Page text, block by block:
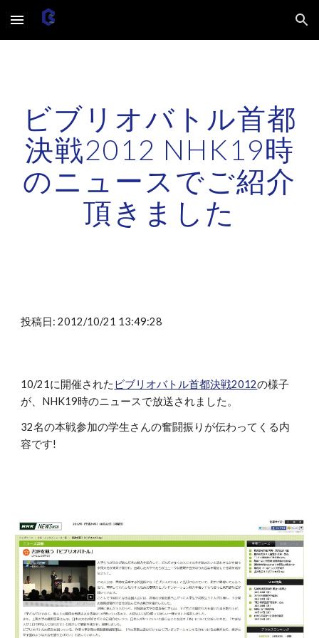
Skip to main content Skip to navigation
ビブリオバトル首都
決戦2012 NHK19時
のニュースでご紹介
頂きました
投稿日: 2012/10/21 13:49:28
10/21に開催された ビブリオバトル首都決戦2012の様子
が、NHK19時のニュースで放送されました。
32名の本戦参加の学生さんの奮闘振りが伝わってくる内
容です!